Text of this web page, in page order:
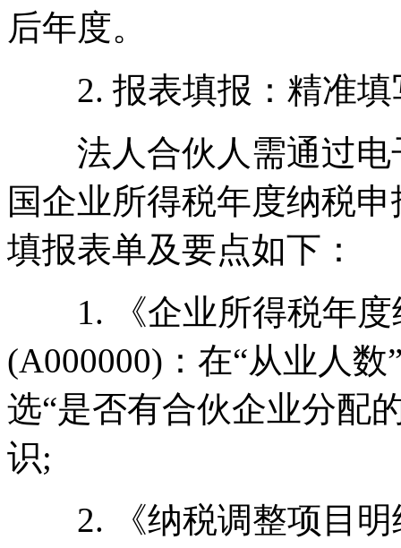
后年度。
2. 报表填报：精准填
法人合伙人需通过电
国企业所得税年度纳税
填报表单及要点如下：
1. 《企业所得税年度
(A000000)：在“从业人
选“是否有合伙企业分配
识;
2. 《纳税调整项目明